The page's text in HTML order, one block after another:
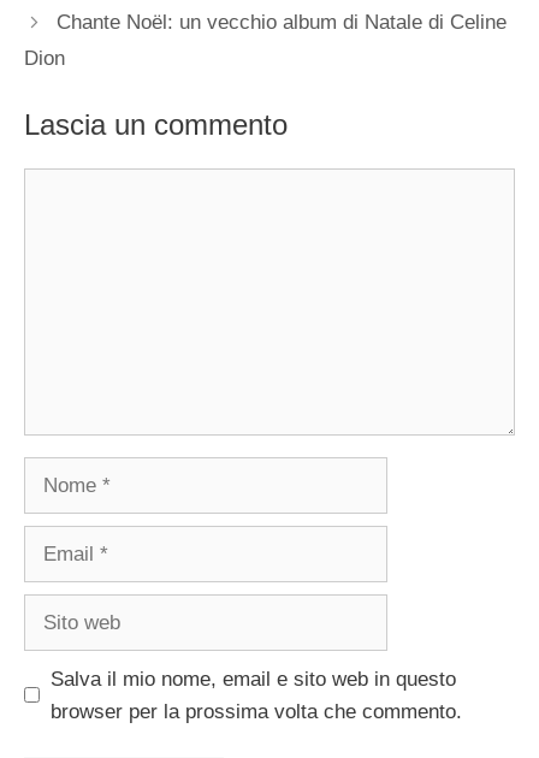
Chante Noël: un vecchio album di Natale di Celine
Dion
Lascia un commento
Nome
Email
Sito
Salva il mio nome, email e sito web in questo
browser per la prossima volta che commento.